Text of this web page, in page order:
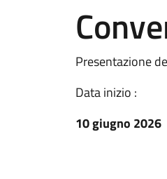
Presentazione
Data inizio :
10 giugno 2026